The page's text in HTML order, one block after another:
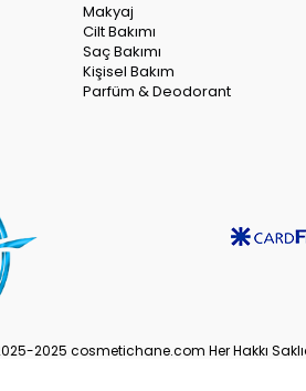
Makyaj
Cilt Bakımı
Saç Bakımı
Kişisel Bakım
Parfüm & Deodorant
2025 cosmetichane.com Her Hakkı